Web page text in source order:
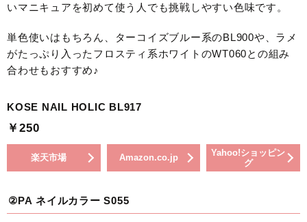
いマニキュアを初めて使う人でも挑戦しやすい色味です。
単色使いはもちろん、ターコイズブルー系のBL900や、ラメ
がたっぷり入ったフロスティ系ホワイトのWT060との組み
合わせもおすすめ♪
KOSE NAIL HOLIC BL917
￥250
楽天市場 Amazon.co.jp
Yahoo!ショッピン
グ
②PA ネイルカラー S055